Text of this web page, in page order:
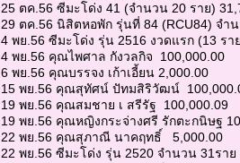
25 ตค.56 ซีมะโด่ง 41 (จำนวน 20 ราย)
29 ตค.56 นิสิตหอพัก รุ่นที่ 84 (RCU84) จำ
4 พย.56 ซีมะโด่ง รุ่น 2516 งวดแรก (13 รา
4 พย.56 คุณไพศาล กังวลกิจ 100,000.00
6 พย.56 คุณบรรจง เก้าเอี้ยน 2,000.00
15 พย.56 คุณสุทัศน์ ปัทมสิริวัฒน์
19 พย.56 คุณสมชาย เ สรีรัฐ 100,000.09
19 พย.56 คุณหญิงกระจ่างศรี รักตะกนิษฐ
22 พย.56 คุณสุภาณี นาคฤทธิ์ 5,000.00
22 พย.56 ซีมะโด่ง รุ่น 2520 จำนวน 31รา